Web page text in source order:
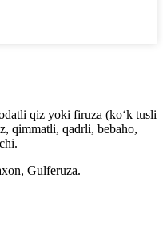
qiz yoki firuza (ko‘k tusli
qimmatli, qadrli, bebaho,
Gulferuza.